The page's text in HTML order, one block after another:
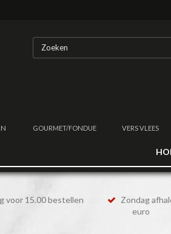
GOURMET/FONDUE VERS VLEES
voor 15.00 bestellen Zondag
euro